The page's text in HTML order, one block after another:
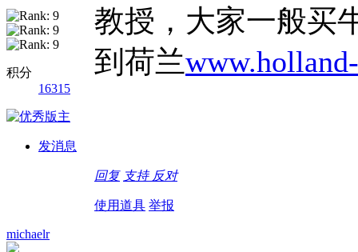
积分
16315
发消息
教授，大家一般买
到荷兰
回复 支持 反对
使用道具 举报
michaelr